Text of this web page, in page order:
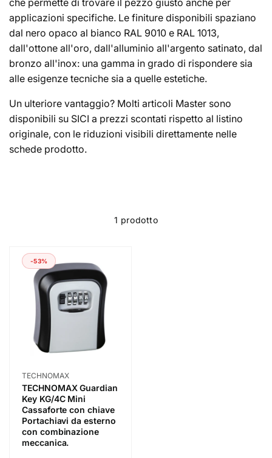
che permette di trovare il pezzo giusto anche per
applicazioni specifiche. Le finiture disponibili spaziano
dal nero opaco al bianco RAL 9010 e RAL 1013,
dall'ottone all'oro, dall'alluminio all'argento satinato, dal
bronzo all'inox: una gamma in grado di rispondere sia
alle esigenze tecniche sia a quelle estetiche.
Un ulteriore vantaggio? Molti articoli Master sono
disponibili su SICI a prezzi scontati rispetto al listino
originale, con le riduzioni visibili direttamente nelle
schede prodotto.
1 prodotto
-53%
Fornitore:
TECHNOMAX
TECHNOMAX Guardian
Key KG/4C Mini
Cassaforte con chiave
Portachiavi da esterno
con combinazione
meccanica.